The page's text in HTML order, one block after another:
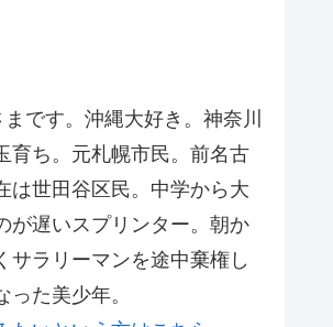
です。沖縄大好き。神奈川
育ち。元札幌市民。前名古
は世田谷区民。中学から大
が遅いスプリンター。朝か
サラリーマンを途中棄権し
った美少年。